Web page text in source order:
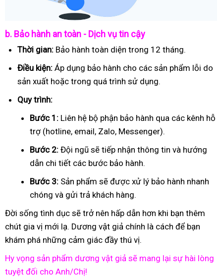
b. Bảo hành an toàn - Dịch vụ tin cậy
Thời gian: Bảo hành toàn diện trong 12 tháng.
Điều kiện: Áp dụng bảo hành cho các sản phẩm lỗi do
sản xuất hoặc trong quá trình sử dụng.
Quy trình:
Bước 1: Liên hệ bộ phận bảo hành qua các kênh hỗ
trợ (hotline, email, Zalo, Messenger).
Bước 2: Đội ngũ sẽ tiếp nhận thông tin và hướng
dẫn chi tiết các bước bảo hành.
Bước 3: Sản phẩm sẽ được xử lý bảo hành nhanh
chóng và gửi trả khách hàng.
Đời sống tình dục sẽ trở nên hấp dẫn hơn khi bạn thêm
chút gia vị mới lạ. Dương vật giả chính là cách để bạn
khám phá những cảm giác đầy thú vị.
Hy vọng sản phẩm dương vật giả sẽ mang lại sự hài lòng
tuyệt đối cho Anh/Chị!